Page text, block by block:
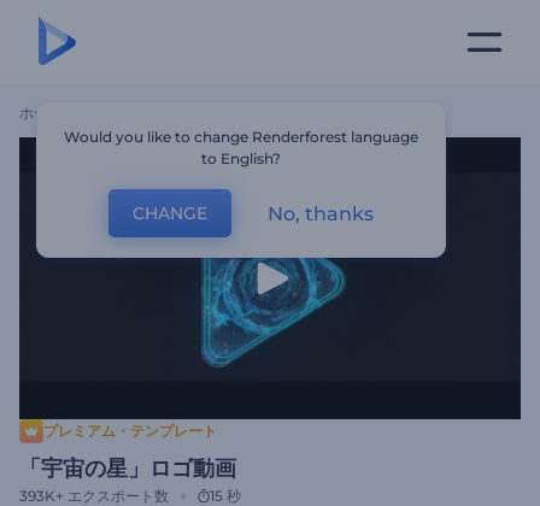
ホーム
プレミアム・テンプレート
「宇宙の星」ロゴ動画
393K+ エクスポート数 15 秒
Would you like to change Renderforest language
to English?
CHANGE No, thanks